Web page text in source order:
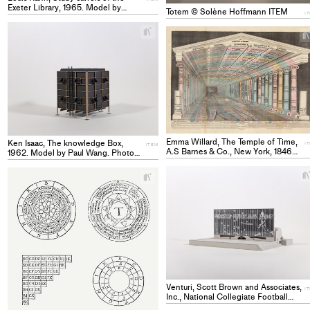
Totem © Solène Hoffmann ITEM
Exeter Library, 1965. Model by
Solène Hoffmann and Clémence
Ken Isaac, The knowledge Box,
1962. Model by Paul Wang. Photo
by Tanguy Auffret-Postel ITEM
ITEM
+
project
collections
Emma Willard, The Temple of Time,
A.S Barnes & Co., New York, 1846
ITEM
+
Venturi, Scott Brown and Associates,
Inc., National Collegiate Football
Hall of Fame, New Brunswick, New
+
+